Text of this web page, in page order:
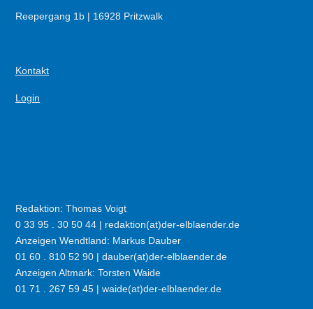
Reepergang 1b | 16928 Pritzwalk
Kontakt
Login
Redaktion: Thomas Voigt
0 33 95 . 30 50 44 | redaktion(at)der-elblaender.de
Anzeigen Wendtland: Markus Dauber
01 60 . 810 52 90 | dauber(at)der-elblaender.de
Anzeigen Altmark: Torsten Waide
01 71 . 267 59 45 | waide(at)der-elblaender.de